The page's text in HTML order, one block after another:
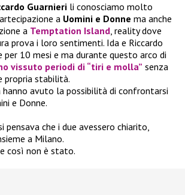
Guarnieri li conosciamo molto
a Uomini e Donne ma anche
a Temptation Island, reality dove
prova i loro sentimenti. Ida e Riccardo
10 mesi e ma durante questo arco di
vissuto periodi di “tiri e molla” senza
propria stabilità.
hanno avuto la possibilità di confrontarsi
e Donne.
pensava che i due avessero chiarito,
a Milano.
così non è stato.